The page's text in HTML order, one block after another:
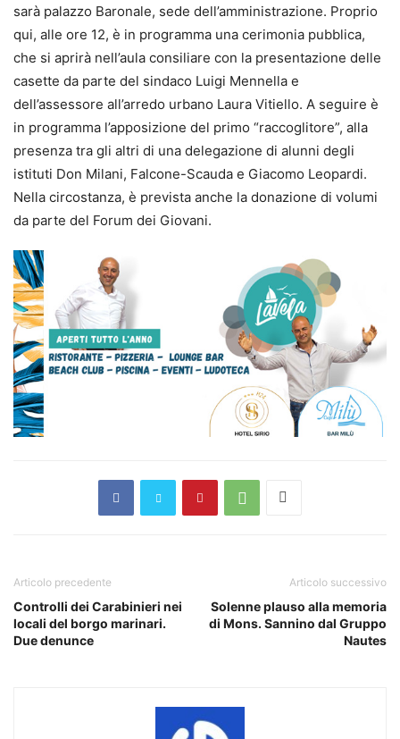
sarà palazzo Baronale, sede dell’amministrazione. Proprio
qui, alle ore 12, è in programma una cerimonia pubblica,
che si aprirà nell’aula consiliare con la presentazione delle
casette da parte del sindaco Luigi Mennella e
dell’assessore all’arredo urbano Laura Vitiello. A seguire è
in programma l’apposizione del primo “raccoglitore”, alla
presenza tra gli altri di una delegazione di alunni degli
istituti Don Milani, Falcone-Scauda e Giacomo Leopardi.
Nella circostanza, è prevista anche la donazione di volumi
da parte del Forum dei Giovani.
Articolo precedente
Controlli dei Carabinieri nei
locali del borgo marinari.
Due denunce
Articolo successivo
Solenne plauso alla memoria
di Mons. Sannino dal Gruppo
Nautes